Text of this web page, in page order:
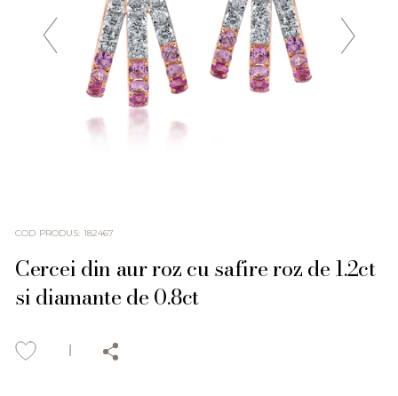
COD PRODUS: 182467
Cercei din aur roz cu safire roz de 1.2ct
si diamante de 0.8ct